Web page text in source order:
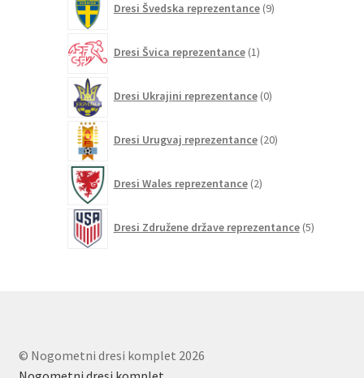
Dresi Švedska reprezentance 9izdelkov
Dresi Švica reprezentance 1izdelek
Dresi Ukrajini reprezentance 0izdelkov
Dresi Urugvaj reprezentance 20izdelkov
Dresi Wales reprezentance 2izdelka
Dresi Združene države reprezentance 5izdelkov
© Nogometni dresi komplet 2026